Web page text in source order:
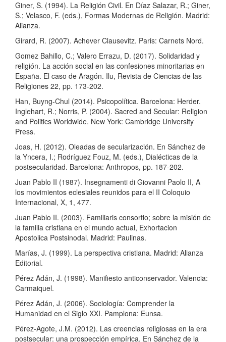
Giner, S. (1994). La Religión Civil. En Díaz Salazar, R.; Giner,
S.; Velasco, F. (eds.), Formas Modernas de Religión. Madrid:
Alianza.
Girard, R. (2007). Achever Clausevitz. Paris: Carnets Nord.
Gomez Bahillo, C.; Valero Errazu, D. (2017). Solidaridad y
religión. La acción social en las confesiones minoritarias en
España. El caso de Aragón. Ilu, Revista de Ciencias de las
Religiones 22, pp. 173-202.
Han, Buyng-Chul (2014). Psicopolítica. Barcelona: Herder.
Inglehart, R.; Norris, P. (2004). Sacred and Secular: Religion
and Politics Worldwide. New York: Cambridge University
Press.
Joas, H. (2012). Oleadas de secularización. En Sánchez de
la Yncera, I.; Rodríguez Fouz, M. (eds.), Dialécticas de la
postsecularidad. Barcelona: Anthropos, pp. 187-202.
Juan Pablo II (1987). Insegnamenti di Giovanni Paolo II, A
los movimientos eclesiales reunidos para el II Coloquio
Internacional, X, 1, 477.
Juan Pablo II. (2003). Familiaris consortio; sobre la misión de
la familia cristiana en el mundo actual, Exhortacion
Apostolica Postsinodal. Madrid: Paulinas.
Marías, J. (1999). La perspectiva cristiana. Madrid: Alianza
Editorial.
Pérez Adán, J. (1998). Manifiesto anticonservador. Valencia:
Carmaiquel.
Pérez Adán, J. (2006). Sociología: Comprender la
Humanidad en el Siglo XXI. Pamplona: Eunsa.
Pérez-Agote, J.M. (2012). Las creencias religiosas en la era
postsecular: una prospección empírica. En Sánchez de la